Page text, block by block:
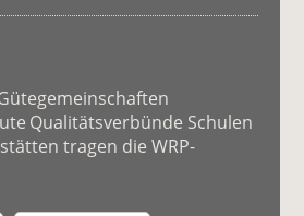
Qualitätsverbünde Schulen
tragen die WRP-